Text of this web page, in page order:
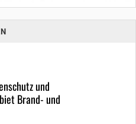
und
Brand- und